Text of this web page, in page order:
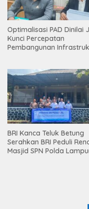
Optimalisasi PAD Dinilai
Kunci Percepatan
Pembangunan
BRI Kanca Teluk Betung
Serahkan BRI Peduli
Masjid SPN Polda